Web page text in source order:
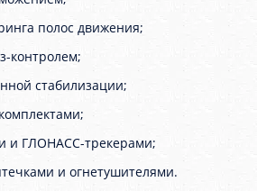
полос движения;
контролем;
стабилизации;
и ГЛОНАСС-трекерами;
и огнетушителями.